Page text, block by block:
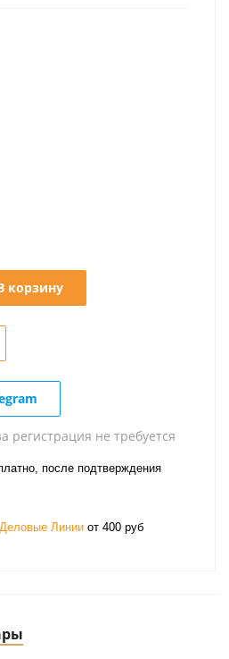
корзину
регистрация не требуется
после подтверждения
Деловые Линии от 400 руб